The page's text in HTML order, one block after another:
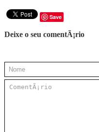
Save
Deixe o seu comentÃ¡rio